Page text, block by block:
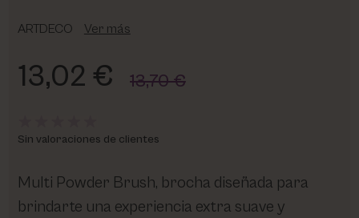
ARTDECO Ver más
13,02 € 13,70 €
Sin valoraciones de clientes
Multi Powder Brush, brocha diseñada para
brindarte una experiencia extra suave y